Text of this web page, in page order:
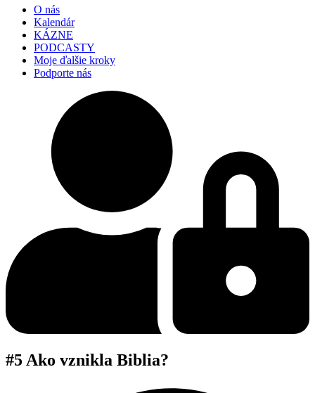
O nás
Kalendár
KÁZNE
PODCASTY
Moje ďalšie kroky
Podporte nás
#5 Ako vznikla Biblia?